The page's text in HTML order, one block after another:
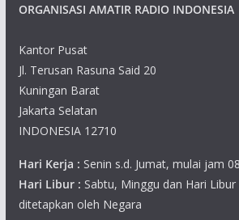
ORGANISASI AMATIR RADIO INDONESIA
Kantor Pusat
Jl. Terusan Rasuna Said 20
Kuningan Barat
Jakarta Selatan
INDONESIA 12710
Hari Kerja : Senin s.d. Jumat, mulai jam
Hari Libur : Sabtu, Minggu dan Hari
ditetapkan oleh Negara